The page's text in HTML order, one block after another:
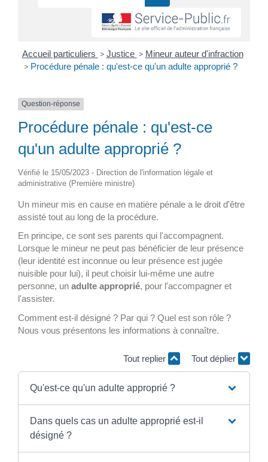
Accueil particuliers > Justice > Mineur auteur d'infraction
> Procédure pénale : qu'est-ce qu'un adulte approprié ?
Question-réponse
Procédure pénale : qu'est-ce
qu'un adulte approprié ?
Vérifié le 15/05/2023 - Direction de l'information légale et
administrative (Première ministre)
Un mineur mis en cause en matière pénale a le droit d'être
assisté tout au long de la procédure.
En principe, ce sont ses parents qui l'accompagnent.
Lorsque le mineur ne peut pas bénéficier de leur présence
(leur identité est inconnue ou leur présence est jugée
nuisible pour lui), il peut choisir lui-même une autre
personne, un adulte approprié, pour l'accompagner et
l'assister.
Comment est-il désigné ? Par qui ? Quel est son rôle ?
Nous vous présentons les informations à connaître.
Tout replier Tout déplier
Qu'est-ce qu'un adulte approprié ?
Dans quels cas un adulte approprié est-il
désigné ?